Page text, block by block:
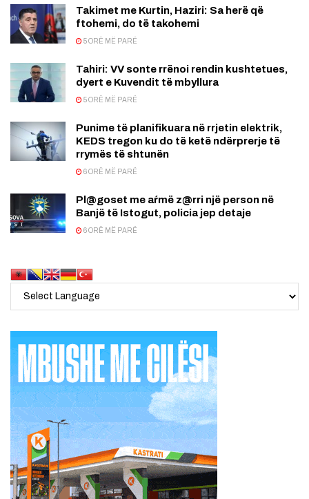
Takimet me Kurtin, Haziri: Sa herë që
ftohemi, do të takohemi
5 ORË MË PARË
Tahiri: VV sonte rrënoi rendin kushtetues,
dyert e Kuvendit të mbyllura
5 ORË MË PARË
Punime të planifikuara në rrjetin elektrik,
KEDS tregon ku do të ketë ndërprerje të
rrymës të shtunën
6 ORË MË PARË
Pl@goset me aŕmë z@rri një person në
Banjë të Istogut, policia jep detaje
6 ORË MË PARË